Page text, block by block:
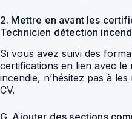
2. Mettre en avant les
Technicien détection
Si vous avez suivi des
certifications en lien avec le
incendie, n’hésitez pas à
CV.
G. Ajouter des sections